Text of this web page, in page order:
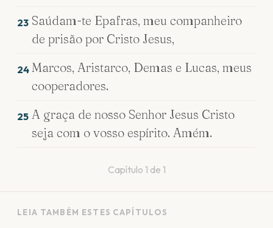
23 Saúdam-te Epafras, meu companheiro
de prisão por Cristo Jesus,
24 Marcos, Aristarco, Demas e Lucas, meus
cooperadores.
25 A graça de nosso Senhor Jesus Cristo
seja com o vosso espírito. Amém.
Capítulo 1 de 1
LEIA TAMBÉM ESTES CAPÍTULOS